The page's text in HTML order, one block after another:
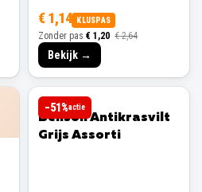
€ 1,14 KLUSPAS
Zonder pas € 1,20 € 2,64
Bekijk →
−51%actie
BENSON
Benson Antikrasvilt
Grijs Assorti